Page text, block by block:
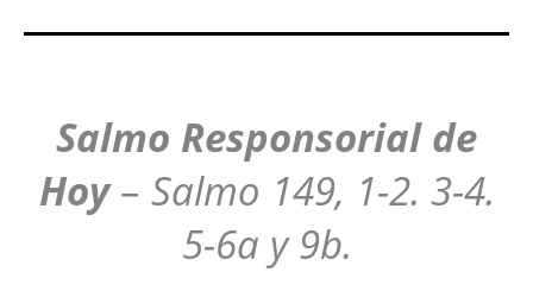
Salmo Responsorial de
Hoy – Salmo 149, 1-2. 3-4.
5-6a y 9b.